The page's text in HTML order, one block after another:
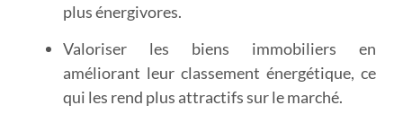
plus énergivores.
Valoriser les biens immobiliers en
améliorant leur classement énergétique, ce
qui les rend plus attractifs sur le marché.